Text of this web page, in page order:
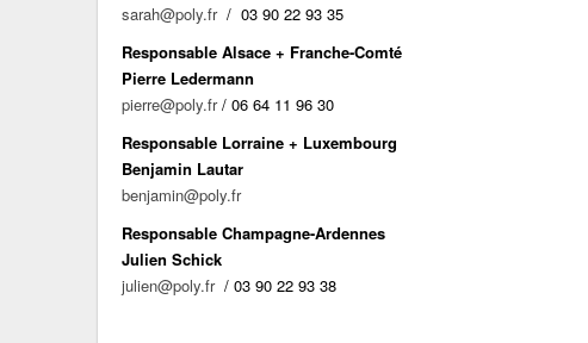
sarah@poly.fr/ 03 90 22 93 35
Responsable Alsace + Franche-Comté
Pierre Ledermann
pierre@poly.fr/ 06 64 11 96 30
Responsable Lorraine + Luxembourg
Benjamin Lautar
benjamin@poly.fr
Responsable Champagne-Ardennes
Julien Schick
julien@poly.fr/ 03 90 22 93 38